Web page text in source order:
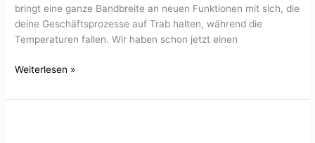
bringt eine ganze Bandbreite an neuen Funktionen mit sich, die
deine Geschäftsprozesse auf Trab halten, während die
Temperaturen fallen. Wir haben schon jetzt einen
Weiterlesen »